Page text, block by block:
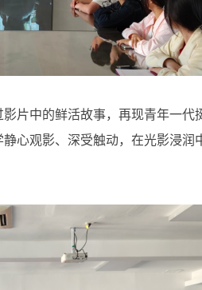
片中的鲜活故事，再现青年一
心观影、深受触动，在光影浸润